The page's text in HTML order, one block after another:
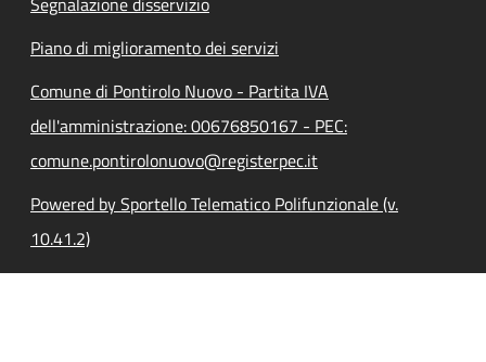
Piano di miglioramento dei servizi
Comune di Pontirolo Nuovo - Partita IVA
dell'amministrazione: 00676850167 - PEC:
comune.pontirolonuovo@registerpec.it
Powered by Sportello Telematico Polifunzionale (v.
10.41.2)